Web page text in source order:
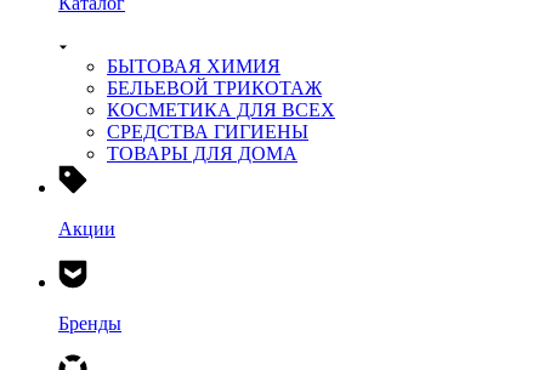
БЫТОВАЯ ХИМИЯ
БЕЛЬЕВОЙ ТРИКОТАЖ
КОСМЕТИКА ДЛЯ ВСЕХ
СРЕДСТВА ГИГИЕНЫ
ТОВАРЫ ДЛЯ ДОМА
Акции
Бренды